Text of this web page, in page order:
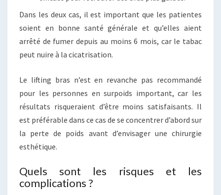
Dans les deux cas, il est important que les patientes
soient en bonne santé générale et qu’elles aient
arrêté de fumer depuis au moins 6 mois, car le tabac
peut nuire à la cicatrisation.
Le lifting bras n’est en revanche pas recommandé
pour les personnes en surpoids important, car les
résultats risqueraient d’être moins satisfaisants. Il
est préférable dans ce cas de se concentrer d’abord sur
la perte de poids avant d’envisager une chirurgie
esthétique.
Quels sont les risques et les
complications ?